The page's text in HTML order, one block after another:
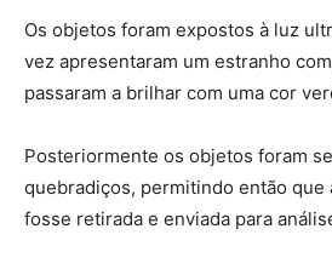
Os objetos foram expostos à luz
vez apresentaram um estranho
passaram a brilhar com uma cor
Posteriormente os objetos foram
quebradiços, permitindo então que
fosse retirada e enviada para